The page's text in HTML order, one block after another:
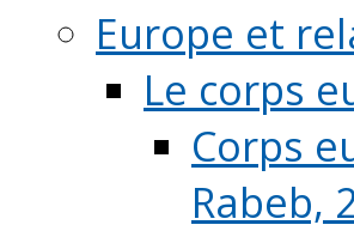
Europe et
Le corps
Corps
Rabeb,